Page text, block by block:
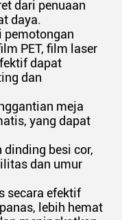
dari penuaan
daya.
pemotongan
PET, film laser
dapat
dan
meja
yang dapat
besi cor,
dan umur
secara efektif
lebih hemat